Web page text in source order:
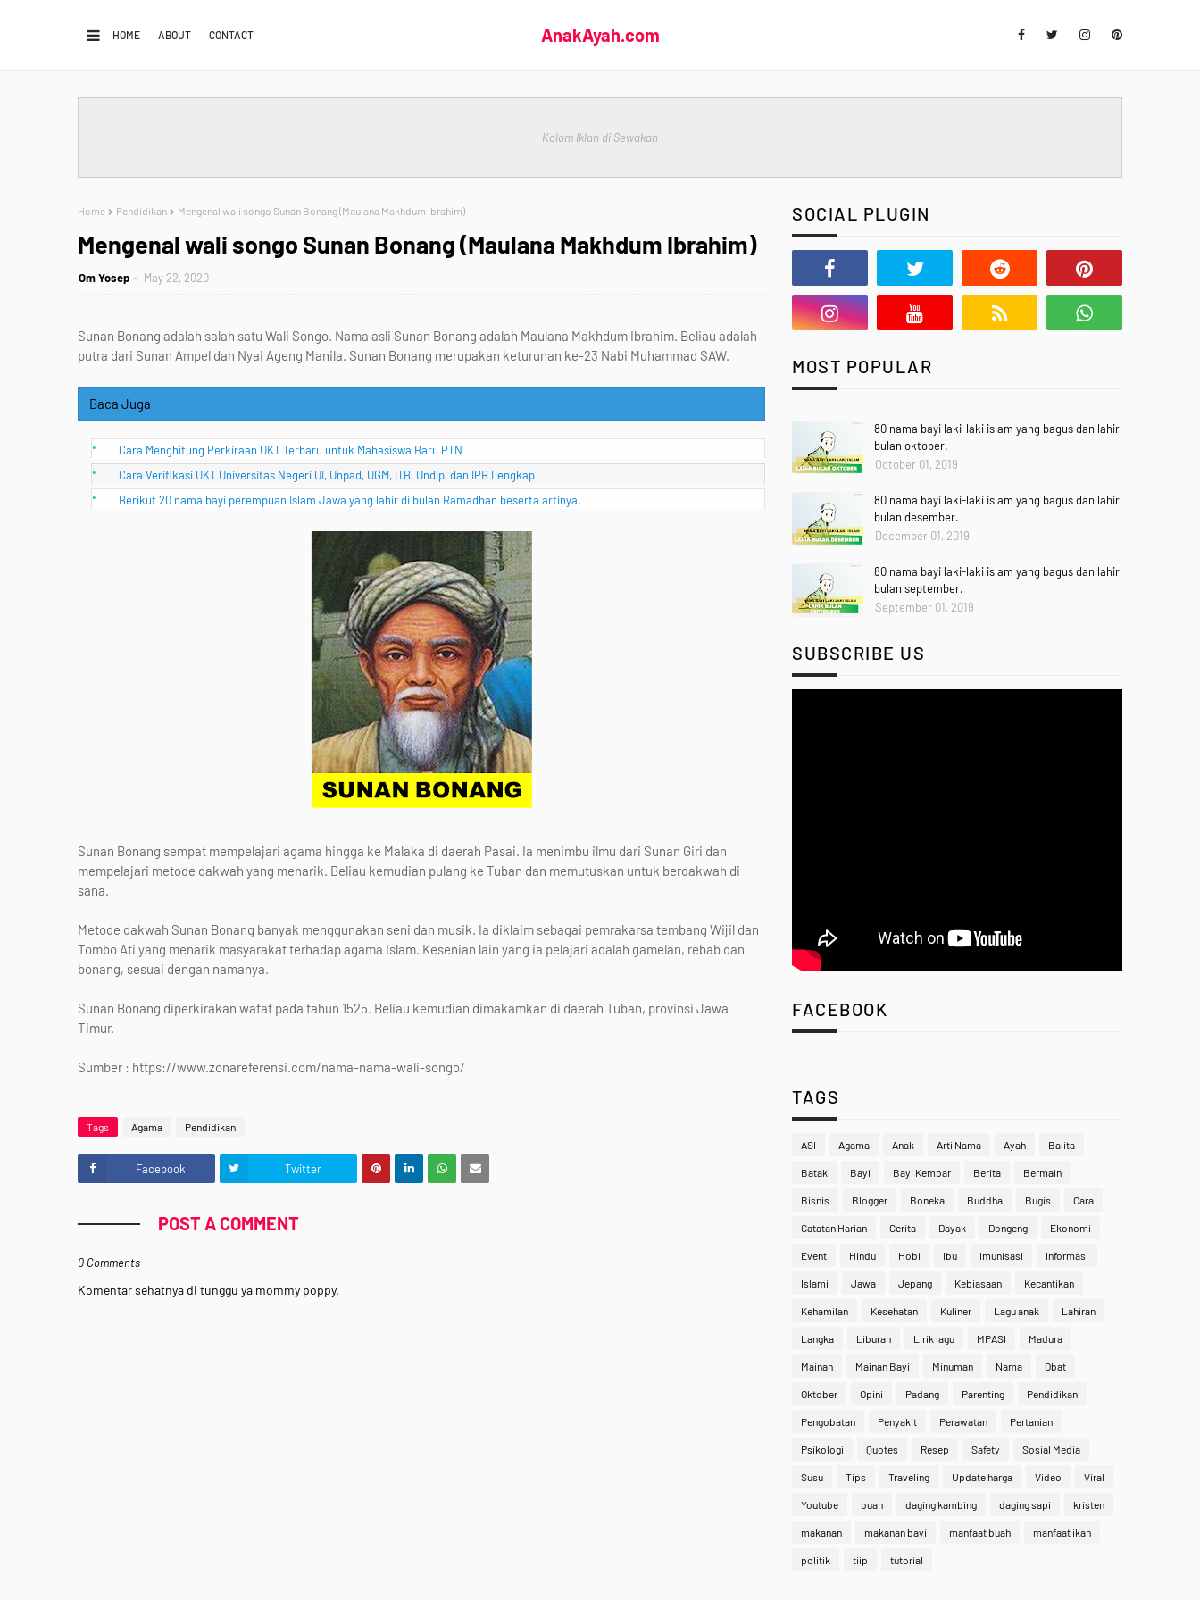
HOME ABOUT CONTACT AnakAyah.com
Kolom Iklan di Sewakan
Home Pendidikan Mengenal wali songo Sunan Bonang (Maulana Makhdum Ibrahim)
Mengenal wali songo Sunan Bonang (Maulana Makhdum Ibrahim)
Om Yosep May 22, 2020
Sunan Bonang adalah salah satu Wali Songo. Nama asli Sunan Bonang adalah Maulana Makhdum Ibrahim. Beliau adalah
putra dari Sunan Ampel dan Nyai Ageng Manila. Sunan Bonang merupakan keturunan ke-23 Nabi Muhammad SAW.
Baca Juga
Cara Menghitung Perkiraan UKT Terbaru untuk Mahasiswa Baru PTN
Cara Verifikasi UKT Universitas Negeri UI, Unpad, UGM, ITB, Undip, dan IPB Lengkap
Berikut 20 nama bayi perempuan Islam Jawa yang lahir di bulan Ramadhan beserta artinya.
Sunan Bonang sempat mempelajari agama hingga ke Malaka di daerah Pasai. Ia menimbu ilmu dari Sunan Giri dan
mempelajari metode dakwah yang menarik. Beliau kemudian pulang ke Tuban dan memutuskan untuk berdakwah di
sana.
Metode dakwah Sunan Bonang banyak menggunakan seni dan musik. Ia diklaim sebagai pemrakarsa tembang Wijil dan
Tombo Ati yang menarik masyarakat terhadap agama Islam. Kesenian lain yang ia pelajari adalah gamelan, rebab dan
bonang, sesuai dengan namanya.
Sunan Bonang diperkirakan wafat pada tahun 1525. Beliau kemudian dimakamkan di daerah Tuban, provinsi Jawa
Timur.
Sumber : https://www.zonareferensi.com/nama-nama-wali-songo/
Tags Agama Pendidikan
Facebook Twitter
POST A COMMENT
0 Comments
Komentar sehatnya di tunggu ya mommy poppy.
SOCIAL PLUGIN
MOST POPULAR
80 nama bayi laki-laki islam yang bagus dan lahir
bulan oktober.
October 01, 2019
80 nama bayi laki-laki islam yang bagus dan lahir
bulan desember.
December 01, 2019
80 nama bayi laki-laki islam yang bagus dan lahir
bulan september.
September 01, 2019
SUBSCRIBE US
FACEBOOK
TAGS
ASI Agama Anak Arti Nama Ayah Balita
Batak Bayi Bayi Kembar Berita Bermain
Bisnis Blogger Boneka Buddha Bugis Cara
Catatan Harian Cerita Dayak Dongeng Ekonomi
Event Hindu Hobi Ibu Imunisasi Informasi
Islami Jawa Jepang Kebiasaan Kecantikan
Kehamilan Kesehatan Kuliner Lagu anak Lahiran
Langka Liburan Lirik lagu MPASI Madura
Mainan Mainan Bayi Minuman Nama Obat
Oktober Opini Padang Parenting Pendidikan
Pengobatan Penyakit Perawatan Pertanian
Psikologi Quotes Resep Safety Sosial Media
Susu Tips Traveling Update harga Video Viral
Youtube buah daging kambing daging sapi kristen
makanan makanan bayi manfaat buah manfaat ikan
politik tiip tutorial